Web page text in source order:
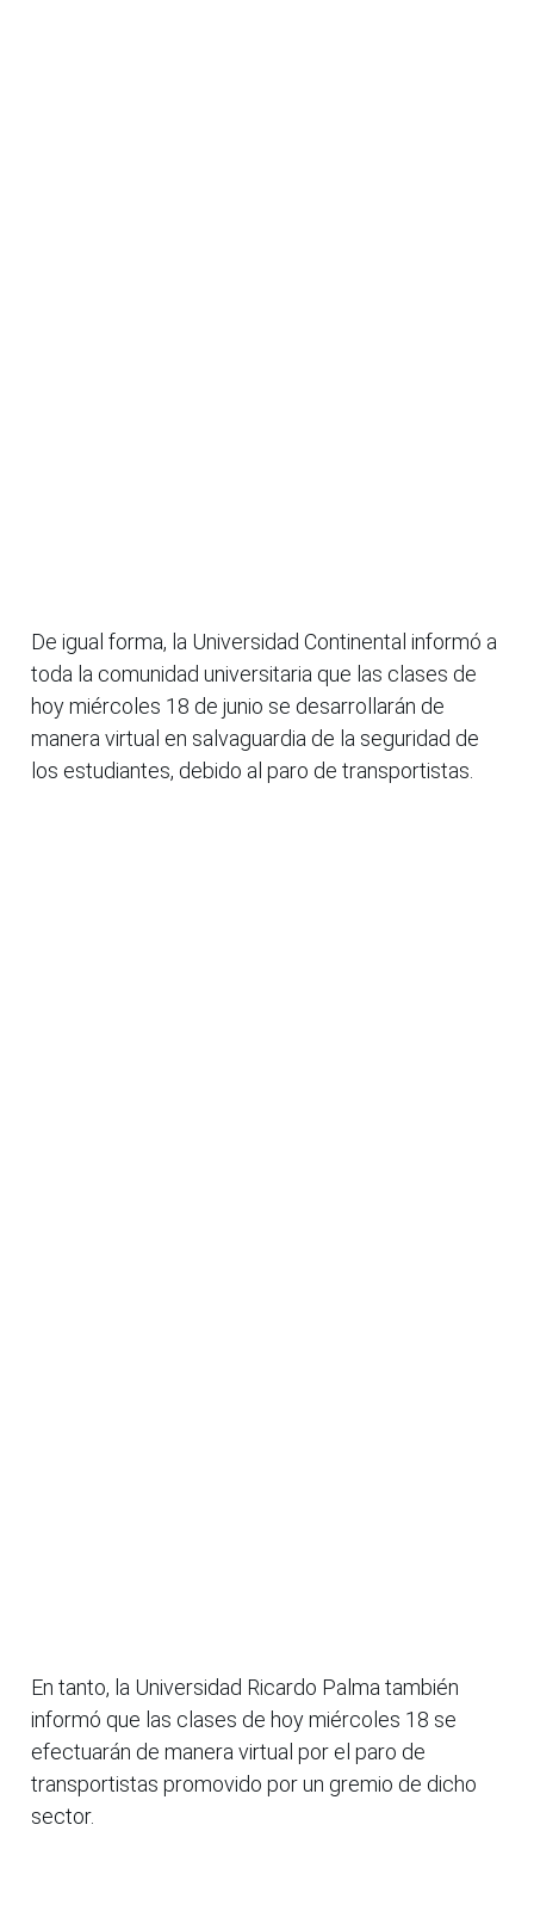
De igual forma, la Universidad Continental informó a
toda la comunidad universitaria que las clases de
hoy miércoles 18 de junio se desarrollarán de
manera virtual en salvaguardia de la seguridad de
los estudiantes, debido al paro de transportistas.
En tanto, la Universidad Ricardo Palma también
informó que las clases de hoy miércoles 18 se
efectuarán de manera virtual por el paro de
transportistas promovido por un gremio de dicho
sector.